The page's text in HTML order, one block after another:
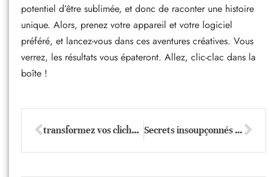
potentiel d’être sublimée, et donc de raconter une histoire
unique. Alors, prenez votre appareil et votre logiciel
préféré, et lancez-vous dans ces aventures créatives. Vous
verrez, les résultats vous épateront. Allez, clic-clac dans la
boîte !
transformez vos clichés en chef-d’œuvre en un rien de temps : astuces express photo Secrets insoupçonnés de la retouche photo avec Photoshop dévoilés